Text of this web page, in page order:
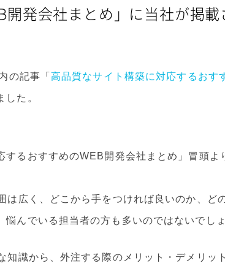
開発会社まとめ」に当社が掲載
の記事「高品質なサイト構築に対応するおす
した。
するおすすめのWEB開発会社まとめ」冒頭よ
は広く、どこから手をつければ良いのか、ど
んでいる担当者の方も多いのではないでしょ
知識から、外注する際のメリット・デメリッ